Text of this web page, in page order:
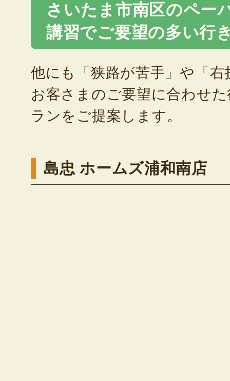
さいたま市南区のペー
講習でご要望の多い行
他にも「狭路が苦手」や「
お客さまのご要望に合わせ
ランをご提案します。
島忠 ホームズ浦和南店